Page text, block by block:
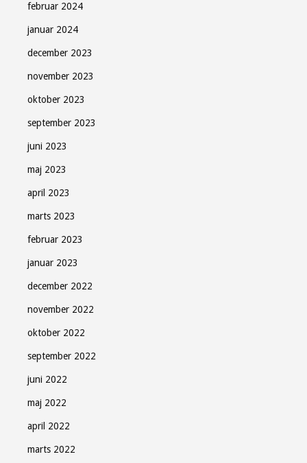
februar 2024
januar 2024
december 2023
november 2023
oktober 2023
september 2023
juni 2023
maj 2023
april 2023
marts 2023
februar 2023
januar 2023
december 2022
november 2022
oktober 2022
september 2022
juni 2022
maj 2022
april 2022
marts 2022